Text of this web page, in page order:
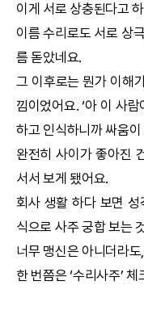
이게 서로 상충된다고
이름 수리로도 서로 상
름 돋았네요.
그 이후로는 뭔가 이해
낌이었어요. ‘아 이 사
하고 인식하니까 싸움
완전히 사이가 좋아진
서서 보게 됐어요.
회사 생활 하다 보면
식으로 사주 궁합보는
너무 맹신은 아니더라
한 번쯤은 ‘수리사주’